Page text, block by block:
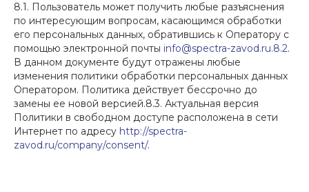
8.1. Пользователь может получить любые разъяснения
по интересующим вопросам, касающимся обработки
его персональных данных, обратившись к Оператору с
помощью электронной почты info@spectra-zavod.ru.8.2.
В данном документе будут отражены любые
изменения политики обработки персональных данных
Оператором. Политика действует бессрочно до
замены ее новой версией.8.3. Актуальная версия
Политики в свободном доступе расположена в сети
Интернет по адресу http://spectra-
zavod.ru/company/consent/.